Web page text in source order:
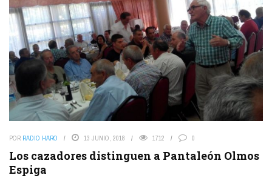
POR RADIO HARO 13 JUNIO, 2018 1712 0
Los cazadores distinguen a Pantaleón Olmos
Espiga